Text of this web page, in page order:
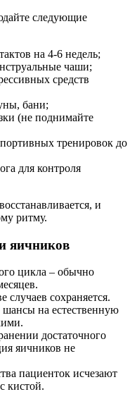
следующие
на 4-6 недель;
чаши;
средств
бани;
(не поднимайте
тренировок до
для контроля
и
ритму.
яичников
цикла – обычно
случаев сохраняется.
на естественную
достаточного
яичников не
пациенток исчезают
с кистой.